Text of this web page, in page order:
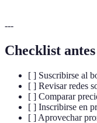
---
Checklist
[ ] Suscribirse al
[ ] Revisar redes
[ ] Comparar
[ ] Inscribirse en
[ ] Aprovechar